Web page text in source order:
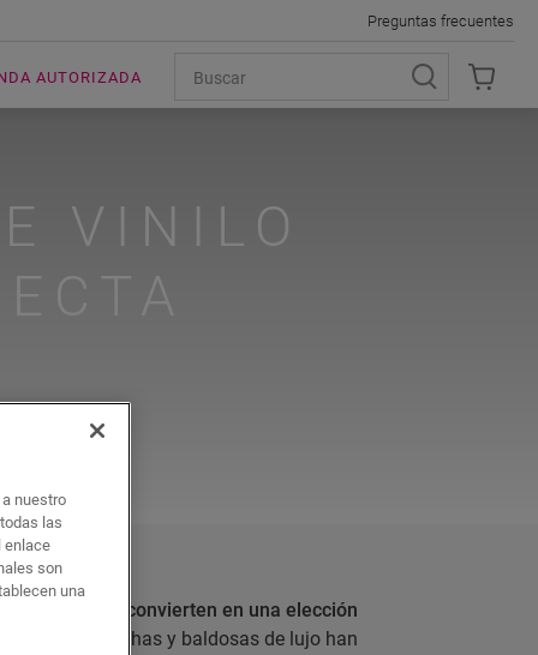
AUTORIZADA
Preguntas frecuentes
VINILO
que los convierten en una elección
día, las planchas y baldosas de lujo han
nuestro
las
enlace
son
una